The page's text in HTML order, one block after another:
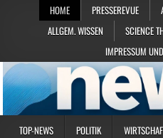
HOME PRESSEREVUE
ALLGEM. WISSEN
SCIENCE
IMPRESSUM
TOP-NEWS POLITIK